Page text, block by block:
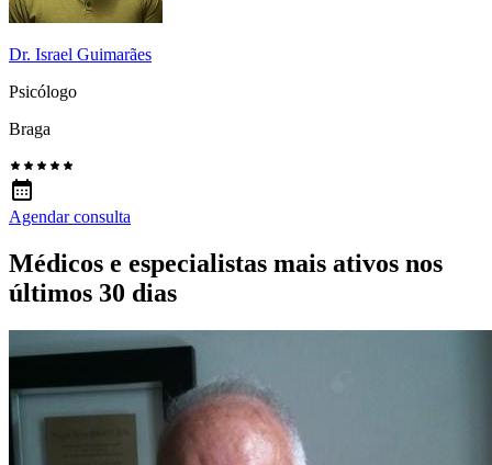
Dr. Israel Guimarães
Psicólogo
Braga
Agendar consulta
Médicos e especialistas mais ativos nos
últimos 30 dias